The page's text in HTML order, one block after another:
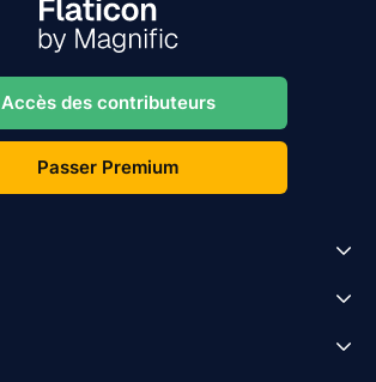
Accès des contributeurs
Passer Premium